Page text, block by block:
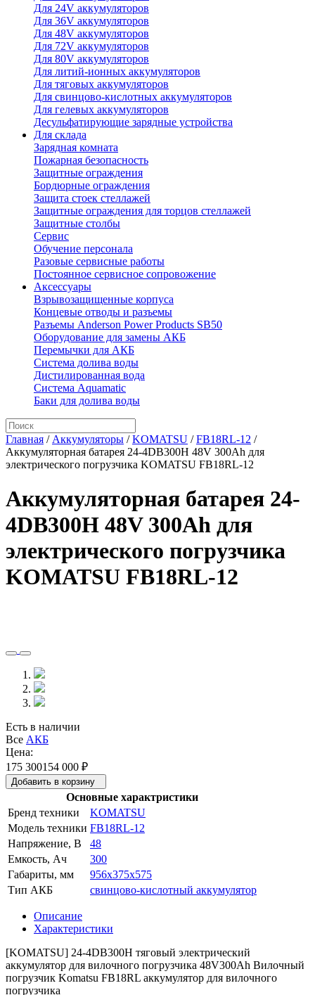
Для 24V аккумуляторов
Для 36V аккумуляторов
Для 48V аккумуляторов
Для 72V аккумуляторов
Для 80V аккумуляторов
Для литий-ионных аккумуляторов
Для тяговых аккумуляторов
Для свинцово-кислотных аккумуляторов
Для гелевых аккумуляторов
Десульфатирующие зарядные устройства
Для склада
Зарядная комната
Пожарная безопасность
Защитные ограждения
Бордюрные ограждения
Защита стоек стеллажей
Защитные ограждения для торцов стеллажей
Защитные столбы
Сервис
Обучение персонала
Разовые сервисные работы
Постоянное сервисное сопровожение
Аксессуары
Взрывозащищенные корпуса
Концевые отводы и разъемы
Разъемы Anderson Power Products SB50
Оборудование для замены АКБ
Перемычки для АКБ
Система долива воды
Дистилированная вода
Система Aquamatic
Баки для долива воды
Главная / Аккумуляторы /KOMATSU /FB18RL-12 /
Аккумуляторная батарея 24-4DB300H 48V 300Ah для
электрического погрузчика KOMATSU FB18RL-12
Аккумуляторная батарея 24-
4DB300H 48V 300Ah для
электрического погрузчика
KOMATSU FB18RL-12
Есть в наличии
Все АКБ
Цена:
175 300154 000 ₽
Добавить в корзину
Основные характристики
Бренд техники
KOMATSU
Модель техники FB18RL-12
Напряжение, В
48
Емкость, Ач
300
Габариты, мм
956x375x575
Тип АКБ
свинцово-кислотный аккумулятор
Описание
Характеристики
[KOMATSU] 24-4DB300H тяговый электрический
аккумулятор для вилочного погрузчика 48V300Ah Вилочный
погрузчик Komatsu FB18RL аккумулятор для вилочного
погрузчика